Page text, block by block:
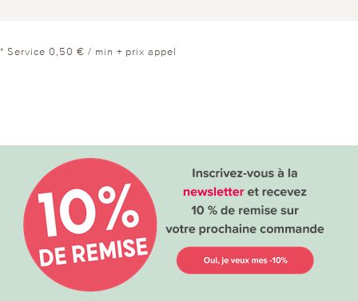
* Service 0,50 € / min + prix appel